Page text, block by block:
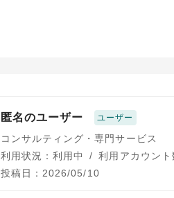
匿名のユーザー ユーザー
コンサルティング・専門サービス
利用状況：利用中
/ 利用アカウン
投稿日：2026/05/10